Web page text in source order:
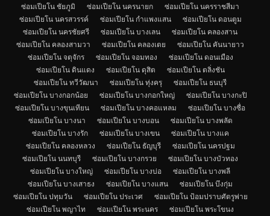
ซ่อมเปียโน ชัยภูมิ
ซ่อมเปียโน นครนายก
ซ่อมเปียโน นครราชสีมา
ซ่อมเปียโน นครสวรรค์
ซ่อมเปียโน กำแพงแสน
ซ่อมเปียโน ดอนตูม
ซ่อมเปียโน นครชัยศรี
ซ่อมเปียโน บางเลน
ซ่อมเปียโน คลองสาน
ซ่อมเปียโน คลองสามวา
ซ่อมเปียโน คลองเตย
ซ่อมเปียโน คันนายาว
ซ่อมเปียโน จตุจักร
ซ่อมเปียโน จอมทอง
ซ่อมเปียโน ดอนเมือง
ซ่อมเปียโน ดินแดง
ซ่อมเปียโน ดุสิต
ซ่อมเปียโน ตลิ่งชัน
ซ่อมเปียโน ทวีวัฒนา
ซ่อมเปียโน ทุ่งครุ
ซ่อมเปียโน ธนบุรี
ซ่อมเปียโน บางกอกน้อย
ซ่อมเปียโน บางกอกใหญ่
ซ่อมเปียโน บางกะปิ
ซ่อมเปียโน บางขุนเทียน
ซ่อมเปียโน บางคอแหลม
ซ่อมเปียโน บางซื่อ
ซ่อมเปียโน บางนา
ซ่อมเปียโน บางบอน
ซ่อมเปียโน บางพลัด
ซ่อมเปียโน บางรัก
ซ่อมเปียโน บางเขน
ซ่อมเปียโน บางแค
ซ่อมเปียโน คลองหลวง
ซ่อมเปียโน ธัญบุรี
ซ่อมเปียโน นครปฐม
ซ่อมเปียโน นนทบุรี
ซ่อมเปียโน บางกรวย
ซ่อมเปียโน บางบัวทอง
ซ่อมเปียโน บางใหญ่
ซ่อมเปียโน บางบ่อ
ซ่อมเปียโน บางพลี
ซ่อมเปียโน บางเสาธง
ซ่อมเปียโน บางแสน
ซ่อมเปียโน บึงกุ่ม
ซ่อมเปียโน ปทุมวัน
ซ่อมเปียโน ประเวศ
ซ่อมเปียโน ป้อมปราบศัตรูพ่าย
ซ่อมเปียโน พญาไท
ซ่อมเปียโน พระนคร
ซ่อมเปียโน พระโขนง